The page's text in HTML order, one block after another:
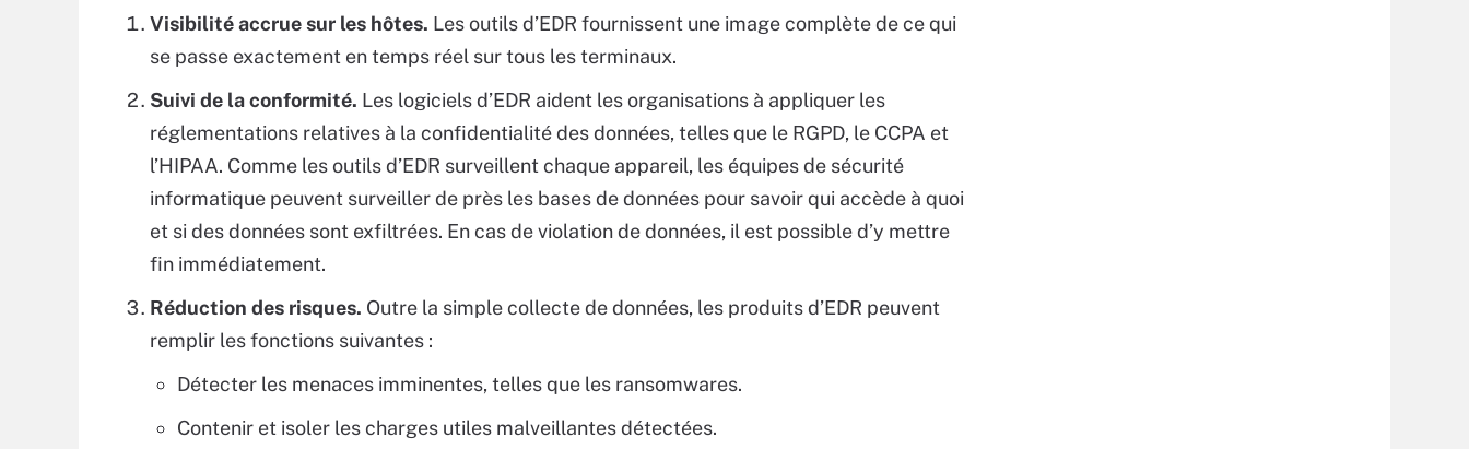
Visibilité accrue sur les hôtes. Les outils d’EDR fournissent une image complète de ce qui
se passe exactement en temps réel sur tous les terminaux.
Suivi de la conformité. Les logiciels d’EDR aident les organisations à appliquer les
réglementations relatives à la confidentialité des données, telles que le RGPD, le CCPA et
l’HIPAA. Comme les outils d’EDR surveillent chaque appareil, les équipes de sécurité
informatique peuvent surveiller de près les bases de données pour savoir qui accède à quoi
et si des données sont exfiltrées. En cas de violation de données, il est possible d’y mettre
fin immédiatement.
Réduction des risques. Outre la simple collecte de données, les produits d’EDR peuvent
remplir les fonctions suivantes :
Détecter les menaces imminentes, telles que les ransomwares.
Contenir et isoler les charges utiles malveillantes détectées.